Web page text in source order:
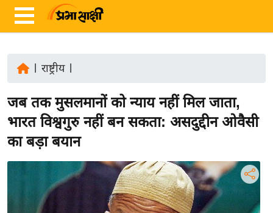
ज़ा
ख
र
राष्ट्रीय|
जब तक मुसलमानों को न्याय नहीं मिल जाता,
भारत विश्वगुरु नहीं बन सकता: असदुद्दीन ओवैसी
का बड़ा बयान